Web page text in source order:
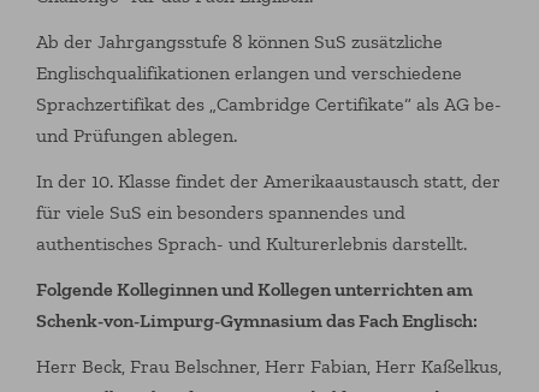
Ab der Jahrgangsstufe 8 können SuS zusätzliche
Englischqualifikationen erlangen und verschiedene
Sprachzertifikat des „Cambridge Certifikate“ als AG be-
und Prüfungen ablegen.
In der 10. Klasse findet der Amerikaaustausch statt, der
für viele SuS ein besonders spannendes und
authentisches Sprach- und Kulturerlebnis darstellt.
Folgende Kolleginnen und Kollegen unterrichten am
Schenk-von-Limpurg-Gymnasium das Fach Englisch:
Herr Beck, Frau Belschner, Herr Fabian, Herr Kaßelkus,